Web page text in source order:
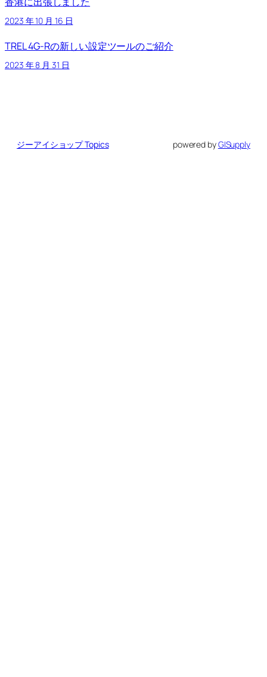
2023 年 10 月 16 日
TREL 4G-Rの新しい設定ツールのご紹介
2023 年 8 月 31 日
ジーアイショップ Topics powered byGISupply